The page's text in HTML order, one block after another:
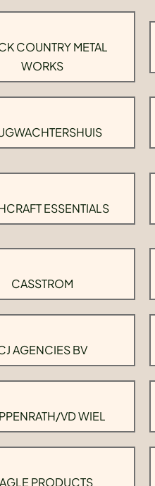
COUNTRY METAL
WORKS
ESSENTIALS
CASSTROM
AGENCIES BV
VD WIEL
PRODUCTS